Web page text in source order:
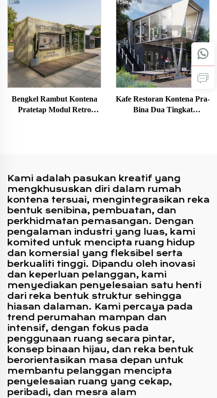
Elegan Untuk Kegunaan
Luar Rumah Hotel Pejabat
Bangunan
Bengkel Rambut Kontena
Pratetap Modul Retro
Kafe Restoran Kontena Pra-
Bina Dua Tingkat
Kami adalah pasukan kreatif yang
mengkhususkan diri dalam rumah
kontena tersuai, mengintegrasikan reka
bentuk senibina, pembuatan, dan
perkhidmatan pemasangan. Dengan
pengalaman industri yang luas, kami
komited untuk mencipta ruang hidup
dan komersial yang fleksibel serta
berkualiti tinggi. Dipandu oleh inovasi
dan keperluan pelanggan, kami
menyediakan penyelesaian satu henti
dari reka bentuk struktur sehingga
hiasan dalaman. Kami percaya pada
trend perumahan mampan dan
intensif, dengan fokus pada
penggunaan ruang secara pintar,
konsep binaan hijau, dan reka bentuk
berorientasikan masa depan untuk
membantu pelanggan mencipta
penyelesaian ruang yang cekap,
peribadi, dan mesra alam